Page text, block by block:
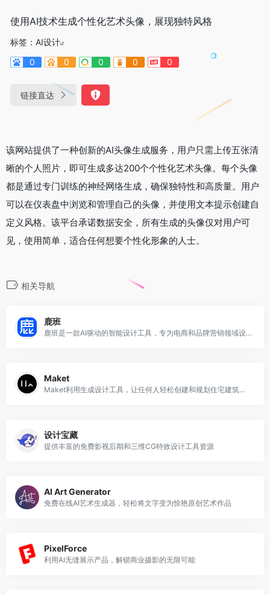
使用AI技术生成个性化艺术头像，展现独特风格
标签： AI设计
0
0 0 0 0
链接直达
该网站提供了一种创新的AI头像生成服务，用户只需上传五张清
晰的个人照片，即可生成多达200个个性化艺术头像。每个头像
都是通过专门训练的神经网络生成，确保独特性和高质量。用户
可以在仪表盘中浏览和管理自己的头像，并使用文本提示创建自
定义风格。该平台承诺数据安全，所有生成的头像仅对用户可
见，使用简单，适合任何想要个性化形象的人士。
相关导航
鹿班
鹿班是一款AI驱动的智能设计工具，专为电商和品牌营销领域设计
Maket
Maket利用生成设计工具，让任何人轻松创建和规划住宅建筑方案
设计宝藏
提供丰富的免费影视后期和三维CG特效设计工具资源
AI Art Generator
免费在线AI艺术生成器，轻松将文字变为惊艳原创艺术作品
PixelForce
利用AI无缝展示产品，解锁商业摄影的无限可能